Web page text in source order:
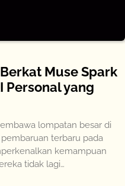
Muse Spark
Personal yang
lompatan besar di
terbaru pada
kemampuan
tidak lagi…